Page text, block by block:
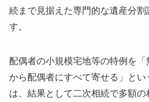
続まで見据えた専門的な遺産分割
す。
配偶者の小規模宅地等の特例を「
から配偶者にすべて寄せる」とい
は、結果として二次相続で多額の